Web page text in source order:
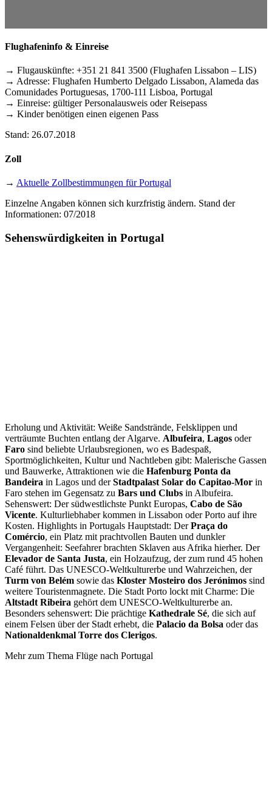
Flughafeninfo & Einreise
→ Flugauskünfte: +351 21 841 3500 (Flughafen Lissabon – LIS)
→ Adresse: Flughafen Humberto Delgado Lissabon, Alameda das
Comunidades Portuguesas, 1700-111 Lisboa, Portugal
→ Einreise: gültiger Personalausweis oder Reisepass
→ Kinder benötigen einen eigenen Pass
Stand: 26.07.2018
Zoll
→ Aktuelle Zollbestimmungen für Portugal
Einzelne Angaben können sich kurzfristig ändern. Stand der
Informationen: 07/2018
Sehenswürdigkeiten in Portugal
Erholung und Aktivität: Weiße Sandstrände, Felsklippen und
verträumte Buchten entlang der Algarve. Albufeira, Lagos oder
Faro sind beliebte Urlaubsregionen, wo es Badespaß,
Sportmöglichkeiten, Kultur und Nachtleben gibt: Malerische Gassen
und Bauwerke, Attraktionen wie die Hafenburg Ponta da
Bandeira in Lagos und derStadtpalast Solar do Capitao-Mor in
Faro stehen im Gegensatz zu Bars und Clubs in Albufeira.
Sehenswert: Der südwestlichste Punkt Europas, Cabo de São
Vicente. Kulturliebhaber kommen in Lissabon oder Porto auf ihre
Kosten. Highlights in Portugals Hauptstadt: DerPraça do
Comércio, ein Platz mit prachtvollen Bauten und dunkler
Vergangenheit: Seefahrer brachten Sklaven aus Afrika hierher. Der
Elevador de Santa Justa, ein Holzaufzug, der zum rund 45 hohen
Café führt. Das UNESCO-Weltkulturerbe und Wahrzeichen, der
Turm von Belém sowie das Kloster Mosteiro dos Jerónimos sind
weitere Touristenmagnete. Die Stadt Porto lockt mit Charme: Die
Altstadt Ribeira gehört dem UNESCO-Weltkulturerbe an.
Besonders sehenswert: Die prächtige Kathedrale Sé, die sich auf
einem Felsen über der Stadt erhebt, die Palacio da Bolsa oder das
Nationaldenkmal Torre dos Clerigos.
Mehr zum Thema Flüge nach Portugal